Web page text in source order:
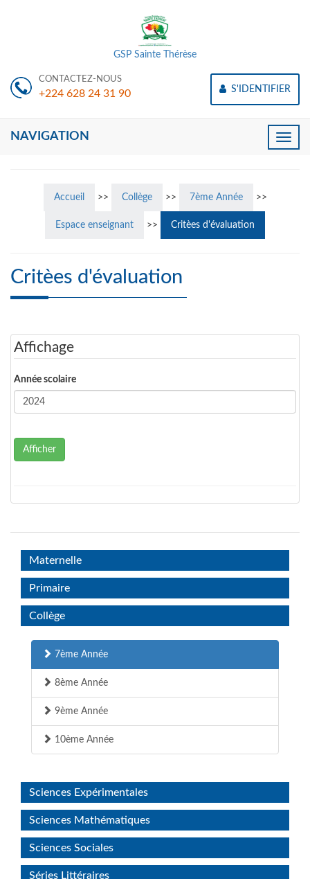
GSP Sainte Thérèse
CONTACTEZ-NOUS
+224 628 24 31 90 S'IDENTIFIER
Toggle
NAVIGATION
Accueil >> Collège >> 7ème Année >>
Espace enseignant >> Critèes d'évaluation
Critèes d'évaluation
Affichage
Année scolaire
Afficher
Maternelle
Primaire
Collège
7ème Année
8ème Année
9ème Année
10ème Année
Sciences Expérimentales
Sciences Mathématiques
Sciences Sociales
Séries Littéraires